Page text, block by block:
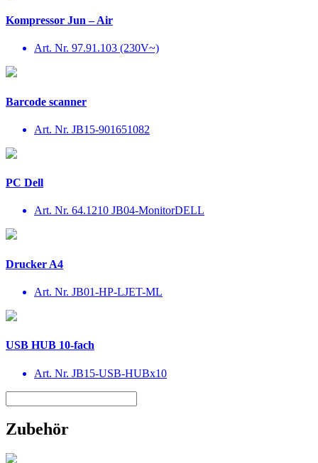
Kompressor Jun – Air
Art. Nr. 97.91.103 (230V~)
Barcode scanner
Art. Nr. JB15-901651082
PC Dell
Art. Nr. 64.1210 JB04-MonitorDELL
Drucker A4
Art. Nr. JB01-HP-LJET-ML
USB HUB 10-fach
Art. Nr. JB15-USB-HUBx10
Zubehör